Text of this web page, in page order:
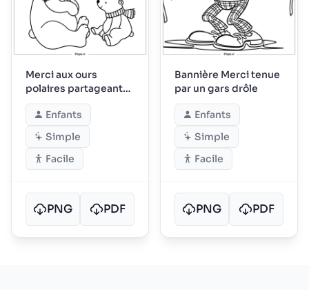
Merci aux ours
polaires partageant
des câlins d'hiver
Enfants
Simple
Facile
PNG PDF
Bannière Merci tenue
par un gars drôle
Enfants
Simple
Facile
PNG PDF